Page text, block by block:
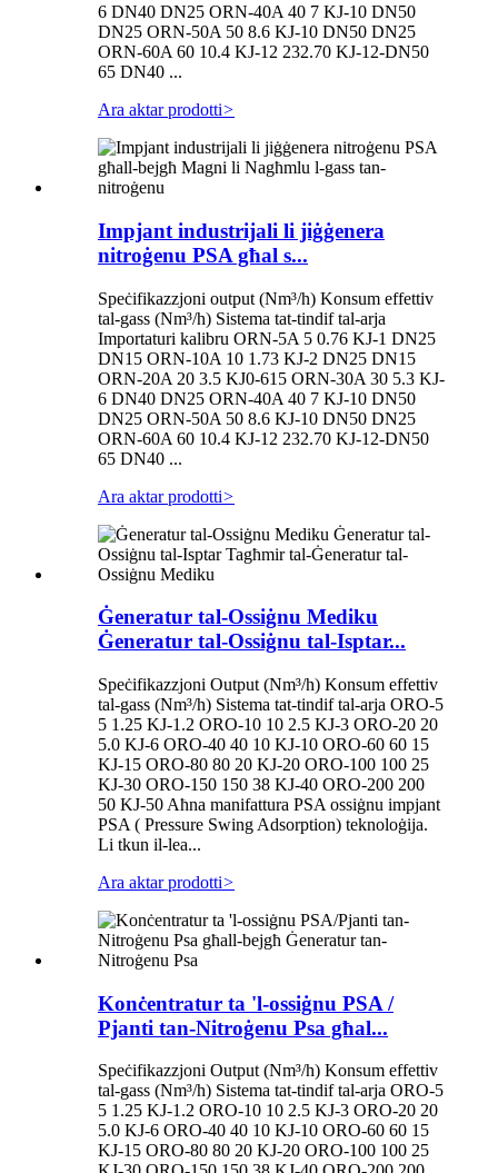
6 DN40 DN25 ORN-40A 40 7 KJ-10 DN50
DN25 ORN-50A 50 8.6 KJ-10 DN50 DN25
ORN-60A 60 10.4 KJ-12 232.70 KJ-12-DN50
65 DN40 ...
Ara aktar prodotti>
Impjant industrijali li jiġġenera
nitroġenu PSA għal s...
Speċifikazzjoni output (Nm³/h) Konsum effettiv
tal-gass (Nm³/h) Sistema tat-tindif tal-arja
Importaturi kalibru ORN-5A 5 0.76 KJ-1 DN25
DN15 ORN-10A 10 1.73 KJ-2 DN25 DN15
ORN-20A 20 3.5 KJ0-615 ORN-30A 30 5.3 KJ-
6 DN40 DN25 ORN-40A 40 7 KJ-10 DN50
DN25 ORN-50A 50 8.6 KJ-10 DN50 DN25
ORN-60A 60 10.4 KJ-12 232.70 KJ-12-DN50
65 DN40 ...
Ara aktar prodotti>
Ġeneratur tal-Ossiġnu Mediku
Ġeneratur tal-Ossiġnu tal-Isptar...
Speċifikazzjoni Output (Nm³/h) Konsum effettiv
tal-gass (Nm³/h) Sistema tat-tindif tal-arja ORO-5
5 1.25 KJ-1.2 ORO-10 10 2.5 KJ-3 ORO-20 20
5.0 KJ-6 ORO-40 40 10 KJ-10 ORO-60 60 15
KJ-15 ORO-80 80 20 KJ-20 ORO-100 100 25
KJ-30 ORO-150 150 38 KJ-40 ORO-200 200
50 KJ-50 Aħna manifattura PSA ossiġnu impjant
PSA ( Pressure Swing Adsorption) teknoloġija.
Li tkun il-lea...
Ara aktar prodotti>
Konċentratur ta 'l-ossiġnu PSA /
Pjanti tan-Nitroġenu Psa għal...
Speċifikazzjoni Output (Nm³/h) Konsum effettiv
tal-gass (Nm³/h) Sistema tat-tindif tal-arja ORO-5
5 1.25 KJ-1.2 ORO-10 10 2.5 KJ-3 ORO-20 20
5.0 KJ-6 ORO-40 40 10 KJ-10 ORO-60 60 15
KJ-15 ORO-80 80 20 KJ-20 ORO-100 100 25